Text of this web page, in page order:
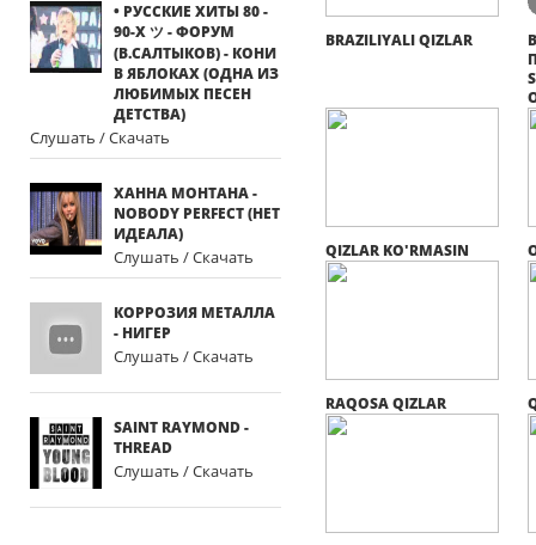
• РУССКИЕ ХИТЫ 80 -
90-Х ツ - ФОРУМ
(В.САЛТЫКОВ) - КОНИ
В ЯБЛОКАХ (ОДНА ИЗ
ЛЮБИМЫХ ПЕСЕН
ДЕТСТВА)
Слушать / Скачать
ХАННА МОНТАНА -
NOBODY PERFECT (НЕТ
ИДЕАЛА)
Слушать / Скачать
КОРРОЗИЯ МЕТАЛЛА
- НИГЕР
Слушать / Скачать
SAINT RAYMOND -
THREAD
Слушать / Скачать
BRAZILIYALI QIZLAR
QIZLAR KO'RMASIN
RAQOSA QIZLAR